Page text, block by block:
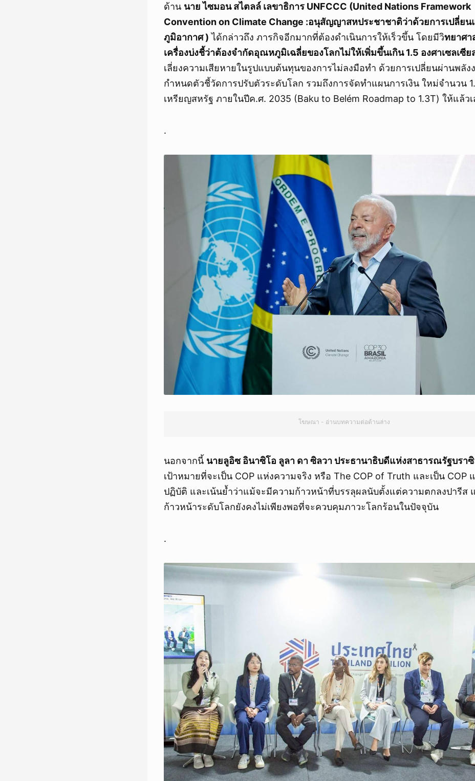
ด้าน นาย ไซมอน สไตลล์ เลขาธิการ UNFCCC (United Nations Framework
Convention on Climate Change :อนุสัญญาสหประชาชาติว่าด้วยการเปลี่ยน
ภูมิอากาศ ) ได้กล่าวถึง ภารกิจอีกมากที่ต้องดำเนินการให้เร็วขึ้น โดยมีวิทยาศา
เครื่องบ่งชี้ว่าต้องจำกัดอุณหภูมิเฉลี่ยของโลกไม่ให้เพิ่มขึ้นเกิน 1.5 องศาเซลเซีย
เลี่ยงความเสียหายในรูปแบบต้นทุนของการไม่ลงมือทำ ด้วยการเปลี่ยนผ่านพลัง
กำหนดตัวชี้วัดการปรับตัวระดับโลก รวมถึงการจัดทำแผนการเงิน ใหม่จำนวน
เหรียญสหรัฐ ภายในปีค.ศ. 2035 (Baku to Belém Roadmap to 1.3T) ให้แล้วเ
.
โฆษณา - อ่านบทความต่อด้านล่าง
นอกจากนี้ นายลูอิซ อินาซิโอ ลูลา ดา ซิลวา ประธานาธิบดีแห่งสาธารณรัฐบรา
เป้าหมายที่จะเป็น COP แห่งความจริง หรือ The COP of Truth และเป็น COP
ปฏิบัติ และเน้นย้ำว่าแม้จะมีความก้าวหน้าที่บรรลุผลนับตั้งแต่ความตกลงปารีส
ก้าวหน้าระดับโลกยังคงไม่เพียงพอที่จะควบคุมภาวะโลกร้อนในปัจจุบัน
.
ยกเลิก